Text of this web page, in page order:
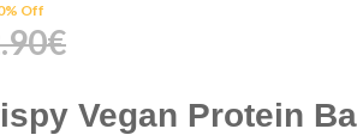
Off
Vegan Protein